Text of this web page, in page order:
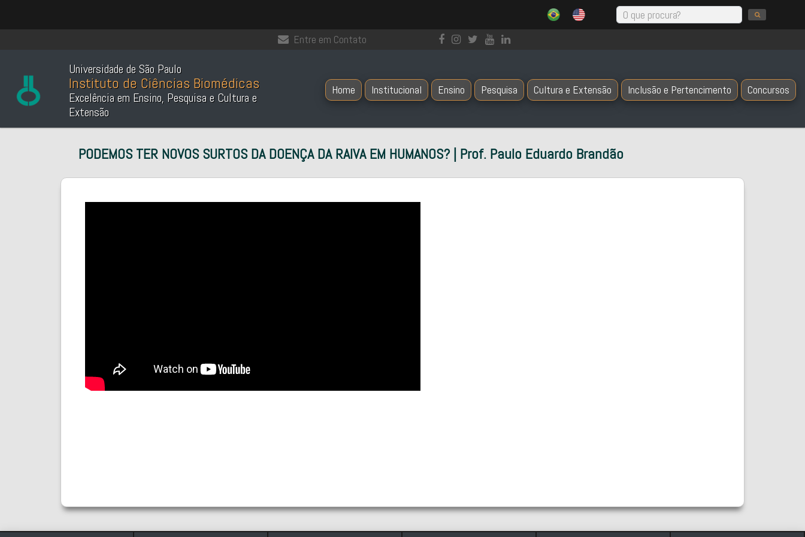
Entre em Contato
Universidade de São Paulo
Instituto de Ciências Biomédicas
Excelência em Ensino, Pesquisa e Cultura e
Extensão
Home Institucional Ensino Pesquisa Cultura e Extensão Inclusão e Pertencimento Concursos
PODEMOS TER NOVOS SURTOS DA DOENÇA DA RAIVA EM HUMANOS? | Prof. Paulo Eduardo Brandão